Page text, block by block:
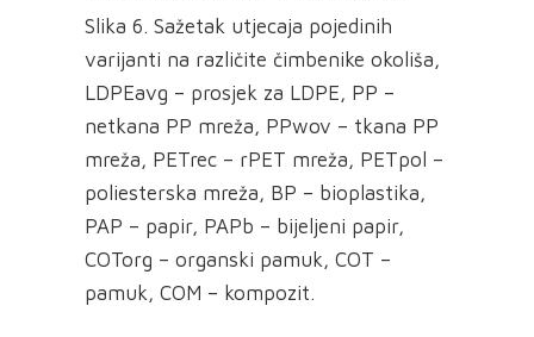
Slika 6. Sažetak utjecaja pojedinih
varijanti na različite čimbenike okoliša,
LDPEavg – prosjek za LDPE, PP –
netkana PP mreža, PPwov – tkana PP
mreža, PETrec – rPET mreža, PETpol –
poliesterska mreža, BP – bioplastika,
PAP – papir, PAPb – bijeljeni papir,
COTorg – organski pamuk, COT –
pamuk, COM – kompozit.